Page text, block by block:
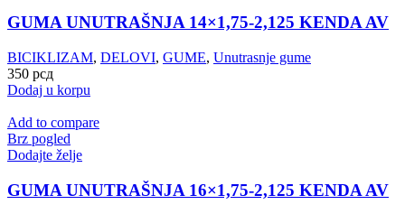
GUMA UNUTRAŠNJA 14×1,75-2,125 KENDA AV
BICIKLIZAM, DELOVI, GUME, Unutrasnje gume
350 рсд
Dodaj u korpu
Add to compare
Brz pogled
Dodajte želje
GUMA UNUTRAŠNJA 16×1,75-2,125 KENDA AV